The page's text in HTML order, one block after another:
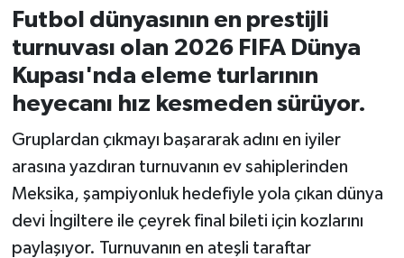
Futbol dünyasının en prestijli
turnuvası olan 2026 FIFA Dünya
Kupası'nda eleme turlarının
heyecanı hız kesmeden sürüyor.
Gruplardan çıkmayı başararak adını en iyiler
arasına yazdıran turnuvanın ev sahiplerinden
Meksika, şampiyonluk hedefiyle yola çıkan dünya
devi İngiltere ile çeyrek final bileti için kozlarını
paylaşıyor. Turnuvanın en ateşli taraftar
Gönen
Havran
İvrindi
KENT GÜNDEMİ
Kepsut
KÜLTÜR-SANAT